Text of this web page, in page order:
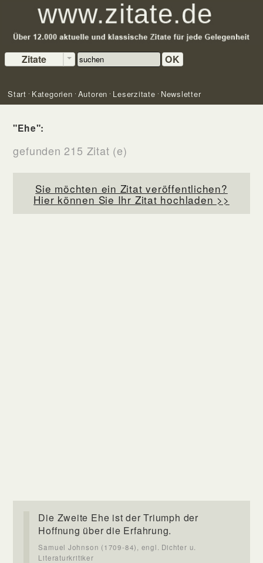
Zitate OK
Start Kategorien Autoren Leserzitate Newsletter
"Ehe":
gefunden 215 Zitat (e)
Sie möchten ein Zitat veröffentlichen?
Hier können Sie Ihr Zitat hochladen >>
Die Zweite Ehe ist der Triumph der
Hoffnung über die Erfahrung.
Samuel Johnson (1709-84), engl. Dichter u.
Literaturkritiker